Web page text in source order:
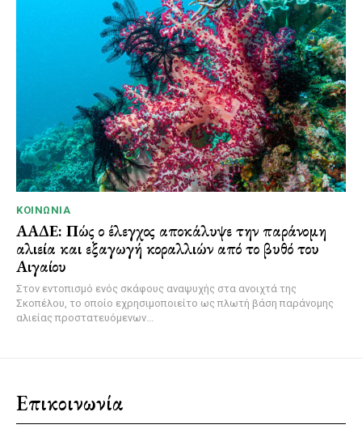
ΚΟΙΝΩΝΊΑ
ΑΑΔΕ: Πώς ο έλεγχος αποκάλυψε την παράνομη
αλιεία και εξαγωγή κοραλλιών από το βυθό του
Αιγαίου
Στον εντοπισμό ενός σκάφους αναψυχής στα ανοιχτά της
Σκοπέλου, το οποίο εχρησιμοποιείτο ως πλωτή βάση παράνομης
αλιείας προστατευόμενων...
Επικοινωνία